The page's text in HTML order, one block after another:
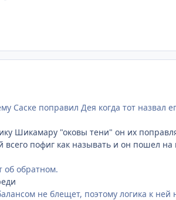
Саске поправил Дея когда тот назвал
Шикамару "оковы тени" он их
пофиг как называть и он пошел на
об обратном.
не блещет, поэтому логика к